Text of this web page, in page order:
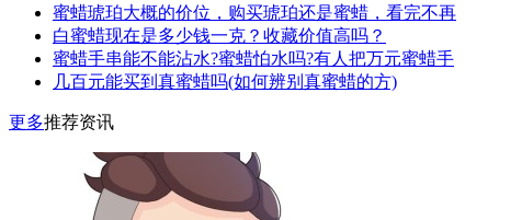
蜜蜡琥珀大概的价位，购买琥珀还是蜜蜡，看完不再
白蜜蜡现在是多少钱一克？收藏价值高吗？
蜜蜡手串能不能沾水?蜜蜡怕水吗?有人把万元蜜蜡手
几百元能买到真蜜蜡吗(如何辨别真蜜蜡的方)
更多推荐资讯